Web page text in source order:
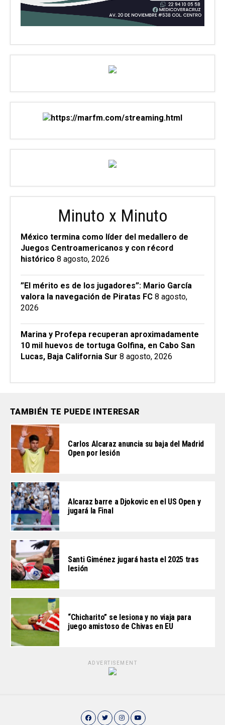
Minuto x Minuto
México termina como líder del medallero de
Juegos Centroamericanos y con récord
histórico 8 agosto, 2026
”El mérito es de los jugadores”: Mario García
valora la navegación de Piratas FC 8 agosto,
2026
Marina y Profepa recuperan aproximadamente
10 mil huevos de tortuga Golfina, en Cabo San
Lucas, Baja California Sur 8 agosto, 2026
TAMBIÉN TE PUEDE INTERESAR
Carlos Alcaraz anuncia su baja del Madrid
Open por lesión
Alcaraz barre a Djokovic en el US Open y
jugará la Final
Santi Giménez jugará hasta el 2025 tras
lesión
“Chicharito” se lesiona y no viaja para
juego amistoso de Chivas en EU
ADVERTISEMENT